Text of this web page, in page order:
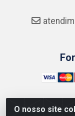
O nosso site